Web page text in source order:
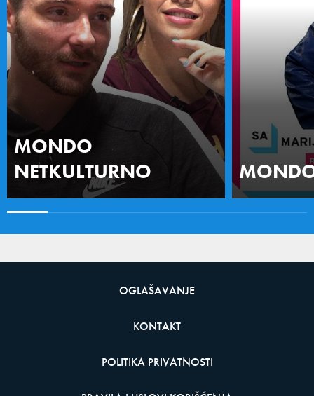
MONDO
NETKULTURNO
OGLAŠAVANJE
KONTAKT
POLITIKA PRIVATNOSTI